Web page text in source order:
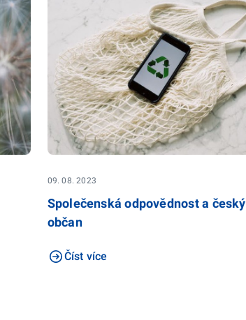
09. 08. 2023
Společenská odpovědnost a český
občan
Číst více